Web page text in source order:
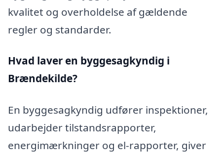
kvalitet og overholdelse af gældende
regler og standarder.
Hvad laver en byggesagkyndig i
Brændekilde?
En byggesagkyndig udfører inspektioner,
udarbejder tilstandsrapporter,
energimærkninger og el-rapporter, giver